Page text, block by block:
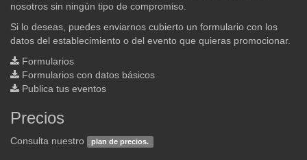
nosotros sin ningún tipo de compromiso.
Si lo deseas, puedes enviarnos cubierto un formulario con los
datos del establecimiento o del evento que quieras promocionar.
Formularios
Formularios con datos básicos
Publica tus eventos
Precios
Consulta nuestro plan de precios.